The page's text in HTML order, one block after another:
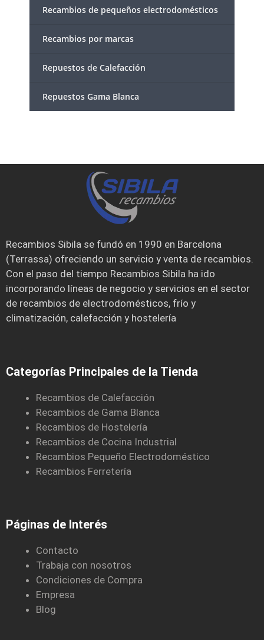
Recambios de pequeños electrodomésticos
Recambios por marcas
Repuestos de Calefacción
Repuestos Gama Blanca
Recambios Sibila se fundó en 1990 en Barcelona
(Terrassa) ofreciendo un servicio y venta de recambios.
Con el paso del tiempo Recambios Sibila ha ido
incorporando líneas de negocio y servicios en el sector
de recambios de electrodomésticos, frío y
climatización, calefacción y hostelería
Categorías Principales de la Tienda
Recambios de Calefacción
Recambios de Gama Blanca
Recambios de Hostelería
Recambios de Cocina Industrial
Recambios Pequeño Electrodoméstico
Recambios Ferretería
Páginas de Interés
Contacto
Trabaja con nosotros
Condiciones de Compra
Empresa
Blog